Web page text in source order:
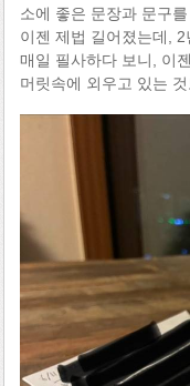
소에 좋은 문장과 문구
이젠 제법 길어졌는데,
매일 필사하다 보니, 이
머릿속에 외우고 있는